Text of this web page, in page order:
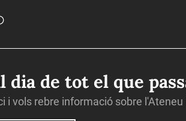
dia de tot el que
i vols rebre informació sobre